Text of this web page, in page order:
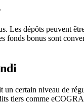
Les dépôts peuvent
fonds bonus sont
un certain niveau de
tiers comme